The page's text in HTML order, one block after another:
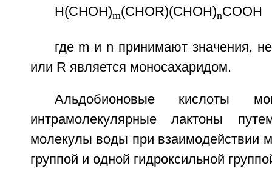
H(CHOH)m(CHOR)(CHOH)nCOOH
где m и n принимают значения,
или R является моносахаридом.
Альдобионовые кислоты
интрамолекулярные лактоны
молекулы воды при взаимодействии
группой и одной гидроксильной